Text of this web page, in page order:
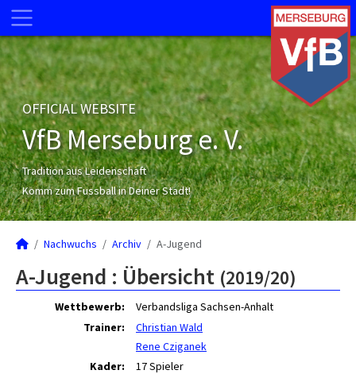
OFFICIAL WEBSITE
VfB Merseburg e. V.
Tradition aus Leidenschaft
Komm zum Fussball in Deiner Stadt!
Nachwuchs Archiv A-Jugend
A-Jugend : Übersicht (2019/20)
Wettbewerb:
Verbandsliga Sachsen-Anhalt
Trainer:
Christian Wald
Rene Cziganek
Kader:
17 Spieler